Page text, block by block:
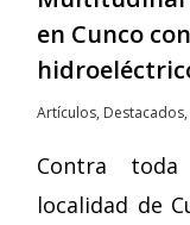
en Cunco
Artículos, Destacados,
Contra
localidad de